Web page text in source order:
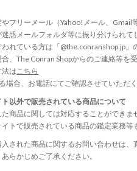
フリーメール（Yahoo!メール、Gmail
惑メールフォルダ等に振り分けられて
れている方は「@the.conranshop.jp」
、The Conran Shopからのご連絡等を
法はこちら
場合、お電話にてご確認させていただく
以外で販売されている商品について
商品に関しては対応することができま
トで販売されている商品の鑑定業務
された商品に関するお問い合わせは
らかじめご了承ください。